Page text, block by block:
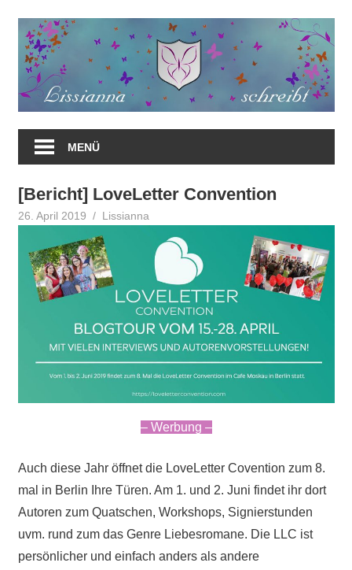
springen
MENÜ
[Bericht] LoveLetter Convention
26. April 2019 Lissianna
– Werbung –
Auch diese Jahr öffnet die LoveLetter Covention zum 8.
mal in Berlin Ihre Türen. Am 1. und 2. Juni findet ihr dort
Autoren zum Quatschen, Workshops, Signierstunden
uvm. rund zum das Genre Liebesromane. Die LLC ist
persönlicher und einfach anders als andere